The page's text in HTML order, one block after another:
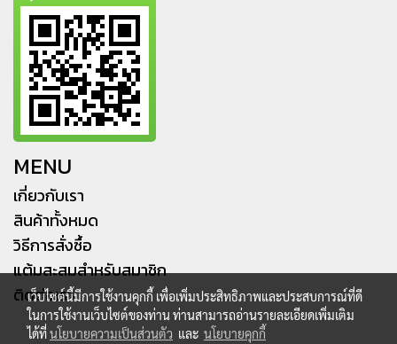
MENU
เกี่ยวกับเรา
สินค้าทั้งหมด
วิธีการสั่งซื้อ
แต้มสะสมสำหรับสมาชิก
ติดต่อเรา
เว็บไซต์นี้มีการใช้งานคุกกี้ เพื่อเพิ่มประสิทธิภาพและประสบการณ์ที่ดี
ในการใช้งานเว็บไซต์ของท่าน ท่านสามารถอ่านรายละเอียดเพิ่มเติม
ได้ที่นโยบายความเป็นส่วนตัว และ นโยบายคุกกี้